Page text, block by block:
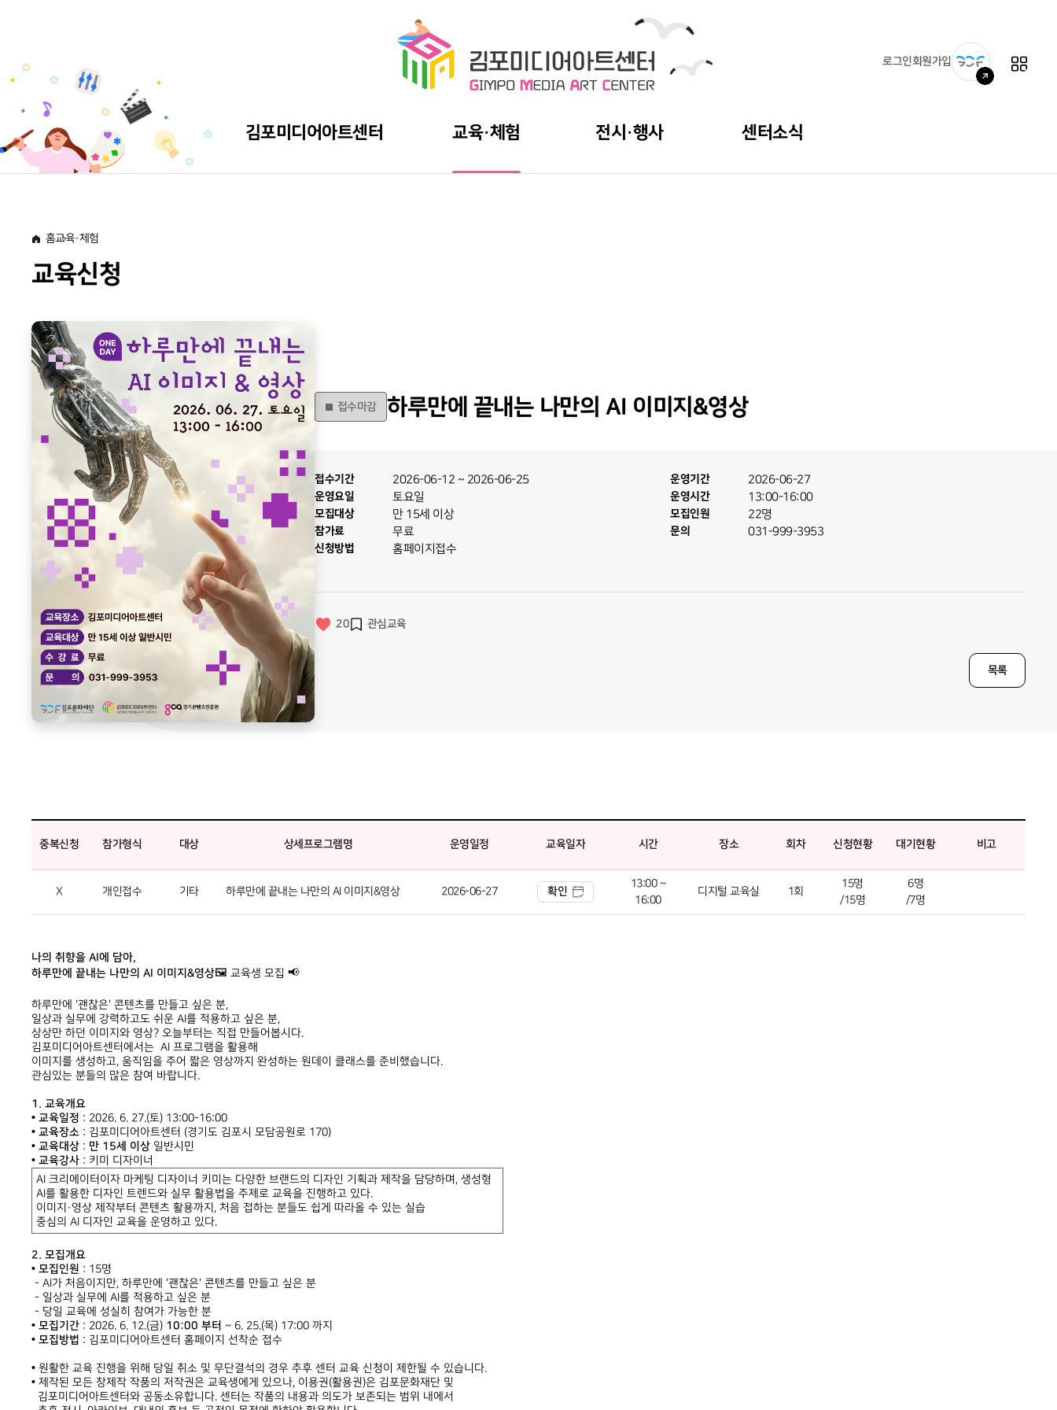
김포미디어아트센터 교육·체험 전시·행사 센터소식
로그인회원가입
홈교육·체험
교육신청
접수마감 하루만에 끝내는 나만의 AI 이미지&영상
접수기간 2026-06-12 ~ 2026-06-25 운영기간 2026-06-27
운영요일 토요일 운영시간 13:00-16:00
모집대상 만 15세 이상 모집인원 22명
참가료 무료 문의 031-999-3953
신청방법 홈페이지접수
20 관심교육
목록
중복신청 참가형식 대상 상세프로그램명 운영일정 교육일자 시간 장소 회차 신청현황 대기현황 비고
X 개인접수 기타 하루만에 끝내는 나만의 AI 이미지&영상 2026-06-27 확인
13:00 ~
16:00
디지털 교육실 1회
15명
/15명
6명
/7명
나의 취향을 AI에 담아,
하루만에 끝내는 나만의 AI 이미지&영상🖼️ 교육생 모집 📢
하루만에 '괜찮은' 콘텐츠를 만들고 싶은 분,
일상과 실무에 강력하고도 쉬운 AI를 적용하고 싶은 분,
상상만 하던 이미지와 영상? 오늘부터는 직접 만들어봅시다.
김포미디어아트센터에서는 AI 프로그램을 활용해
이미지를 생성하고, 움직임을 주어 짧은 영상까지 완성하는 원데이 클래스를 준비했습니다.
관심있는 분들의 많은 참여 바랍니다.
1. 교육개요
• 교육일정 : 2026. 6. 27.(토) 13:00-16:00
• 교육장소 : 김포미디어아트센터 (경기도 김포시 모담공원로 170)
• 교육대상 : 만 15세 이상 일반시민
• 교육강사 : 키미 디자이너
AI 크리에이터이자 마케팅 디자이너 키미는 다양한 브랜드의 디자인 기획과 제작을 담당하며, 생성형
AI를 활용한 디자인 트렌드와 실무 활용법을 주제로 교육을 진행하고 있다.
이미지·영상 제작부터 콘텐츠 활용까지, 처음 접하는 분들도 쉽게 따라올 수 있는 실습
중심의 AI 디자인 교육을 운영하고 있다.
2. 모집개요
• 모집인원 : 15명
- AI가 처음이지만, 하루만에 '괜찮은' 콘텐츠를 만들고 싶은 분
- 일상과 실무에 AI를 적용하고 싶은 분
- 당일 교육에 성실히 참여가 가능한 분
• 모집기간 : 2026. 6. 12.(금) 10:00 부터 ~ 6. 25.(목) 17:00 까지
• 모집방법 : 김포미디어아트센터 홈페이지 선착순 접수
• 원활한 교육 진행을 위해 당일 취소 및 무단결석의 경우 추후 센터 교육 신청이 제한될 수 있습니다.
• 제작된 모든 창제작 작품의 저작권은 교육생에게 있으나, 이용권(활용권)은 김포문화재단 및
김포미디어아트센터와 공동소유합니다. 센터는 작품의 내용과 의도가 보존되는 범위 내에서